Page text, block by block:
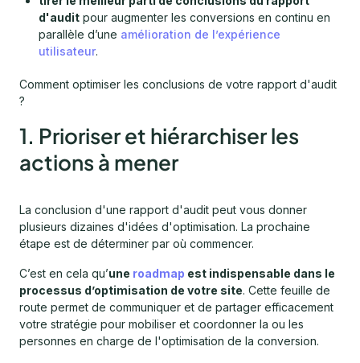
d'audit pour augmenter les conversions en continu en
parallèle d’une amélioration de l’expérience
utilisateur.
Comment optimiser les conclusions de votre rapport d'audit
?
1. Prioriser et hiérarchiser les
actions à mener
La conclusion d'une rapport d'audit peut vous donner
plusieurs dizaines d'idées d'optimisation. La prochaine
étape est de déterminer par où commencer.
C’est en cela qu’une roadmap est indispensable dans le
processus d’optimisation de votre site. Cette feuille de
route permet de communiquer et de partager efficacement
votre stratégie pour mobiliser et coordonner la ou les
personnes en charge de l'optimisation de la conversion.